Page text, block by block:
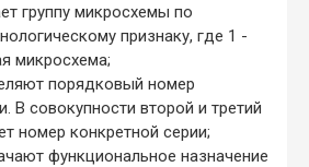
группу микросхемы по
признаку, где 1 -
микросхема;
порядковый номер
В совокупности второй и третий
номер конкретной серии;
функциональное назначение